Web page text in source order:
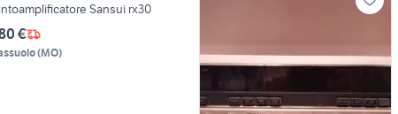
Sansui rx30
€
(MO)